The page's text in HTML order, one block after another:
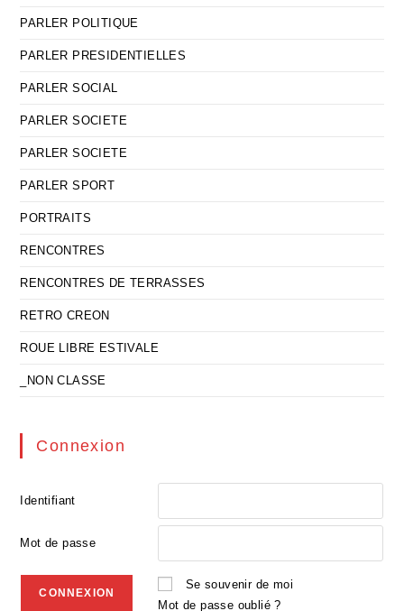
PARLER POLITIQUE
PARLER PRESIDENTIELLES
PARLER SOCIAL
PARLER SOCIETE
PARLER SOCIETE
PARLER SPORT
PORTRAITS
RENCONTRES
RENCONTRES DE TERRASSES
RETRO CREON
ROUE LIBRE ESTIVALE
_NON CLASSE
Connexion
Identifiant
Mot de passe
Se souvenir de moi
Mot de passe oublié ?